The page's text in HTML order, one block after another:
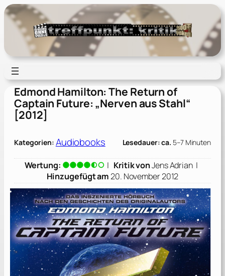
Zum
Inhalt
springen
Edmond Hamilton: The Return of
Captain Future: „Nerven aus Stahl“
[2012]
Kategorien: Audiobooks Lesedauer: ca. 5–7 Minuten
Wertung: | Kritik vonJens Adrian|
Hinzugefügt am20. November 2012